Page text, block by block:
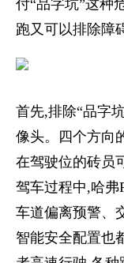
付“品字坑”这种
跑又可以排除障
首先,排除“品字
像头。四个方向
在驾驶位的砖员
驾车过程中,哈弗
车道偏离预警、
智能安全配置也